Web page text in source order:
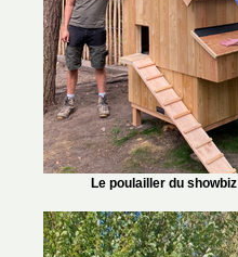
Le poulailler du